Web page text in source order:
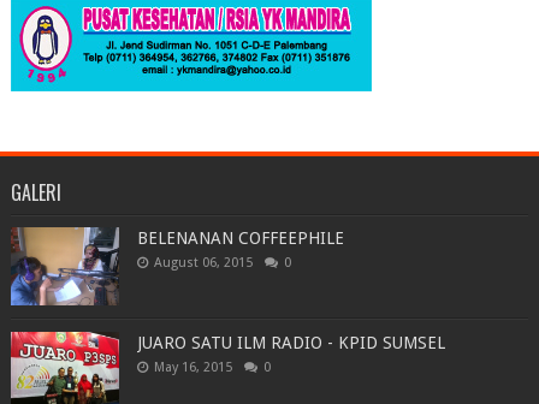
GALERI
BELENANAN COFFEEPHILE
August 06, 2015 0
JUARO SATU ILM RADIO - KPID SUMSEL
May 16, 2015 0